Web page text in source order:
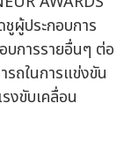
ผู้ประกอบการ
บการรายอื่นๆ ต่อ
รถในการแข่งขัน
งขับเคลื่อน